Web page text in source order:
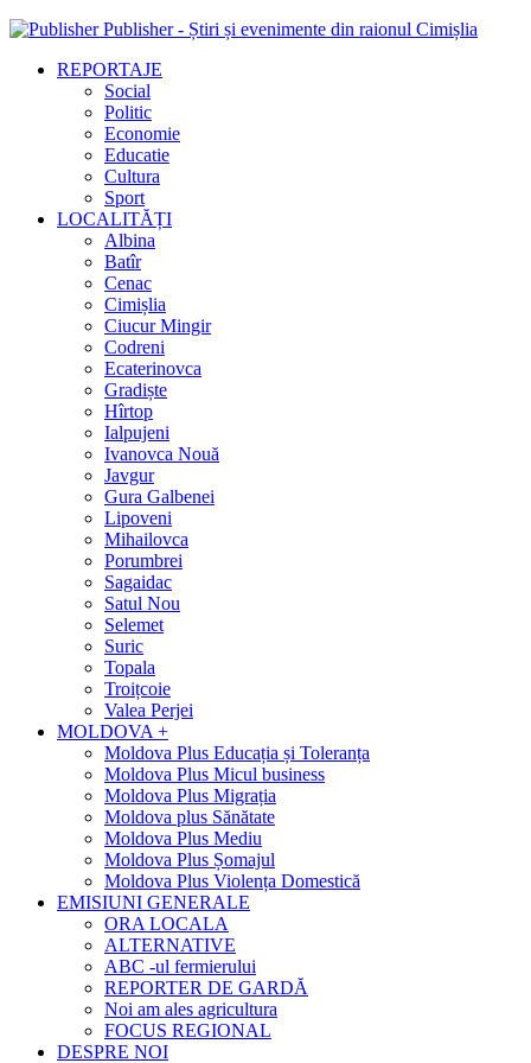
Publisher - Știri și evenimente din raionul Cimișlia
REPORTAJE
Social
Politic
Economie
Educatie
Cultura
Sport
LOCALITĂȚI
Albina
Batîr
Cenac
Cimișlia
Ciucur Mingir
Codreni
Ecaterinovca
Gradiște
Hîrtop
Ialpujeni
Ivanovca Nouă
Javgur
Gura Galbenei
Lipoveni
Mihailovca
Porumbrei
Sagaidac
Satul Nou
Selemet
Suric
Topala
Troițcoie
Valea Perjei
MOLDOVA +
Moldova Plus Educația și Toleranța
Moldova Plus Micul business
Moldova Plus Migrația
Moldova plus Sănătate
Moldova Plus Mediu
Moldova Plus Șomajul
Moldova Plus Violența Domestică
EMISIUNI GENERALE
ORA LOCALA
ALTERNATIVE
ABC -ul fermierului
REPORTER DE GARDĂ
Noi am ales agricultura
FOCUS REGIONAL
DESPRE NOI